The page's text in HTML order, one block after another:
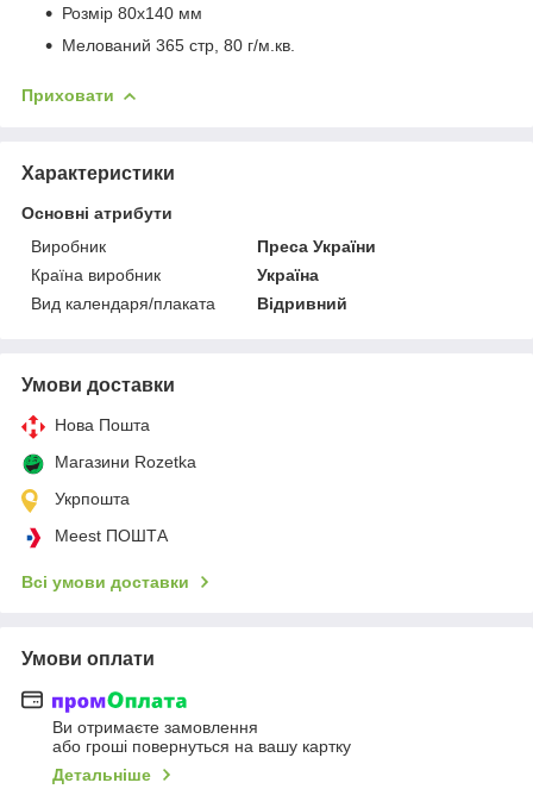
Розмір 80х140 мм
Мелований 365 стр, 80 г/м.кв.
Приховати
Характеристики
Основні атрибути
Виробник
Преса України
Країна виробник
Україна
Вид календаря/плаката
Відривний
Умови доставки
Нова Пошта
Магазини Rozetka
Укрпошта
Meest ПОШТА
Всі умови доставки
Умови оплати
Ви отримаєте замовлення
або гроші повернуться на вашу картку
Детальніше